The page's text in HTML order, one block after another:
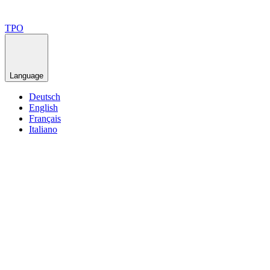
TPO
Language
Deutsch
English
Français
Italiano